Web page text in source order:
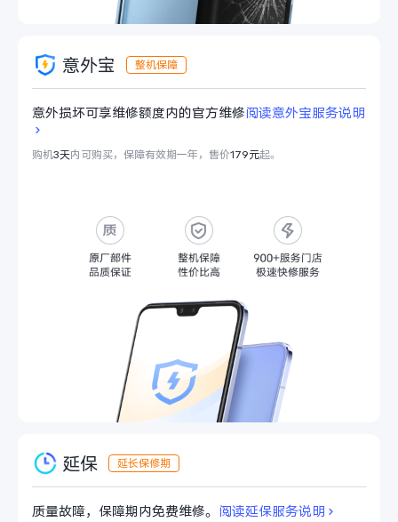
意外宝
意外损坏可享维修额度内的官方维修阅读意外宝服务说明
购机3天内可购买，保障有效期一年，售价179元起。
延保
质量故障，保障期内免费维修。 阅读延保服务说明